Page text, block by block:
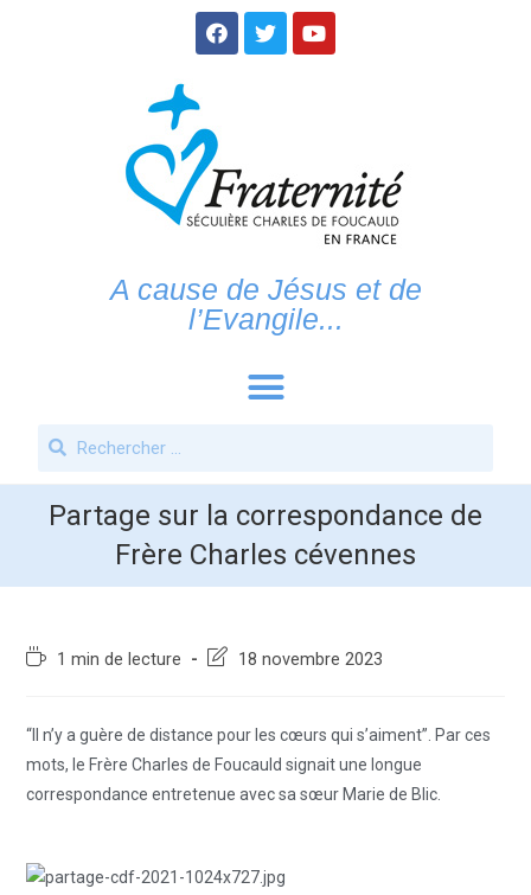
A cause de Jésus et de
l’Evangile...
Partage sur la correspondance de
Frère Charles cévennes
1 min de lecture 18 novembre 2023
“Il n’y a guère de distance pour les cœurs qui s’aiment”. Par ces
mots, le Frère Charles de Foucauld signait une longue
correspondance entretenue avec sa sœur Marie de Blic.